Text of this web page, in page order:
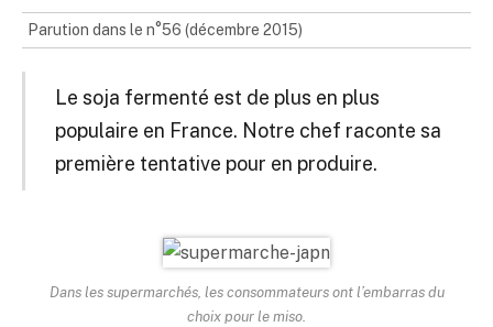
Parution dans le n°56 (décembre 2015)
Le soja fermenté est de plus en plus
populaire en France. Notre chef raconte sa
première tentative pour en produire.
Dans les supermarchés, les consommateurs ont l’embarras du
choix pour lemiso.